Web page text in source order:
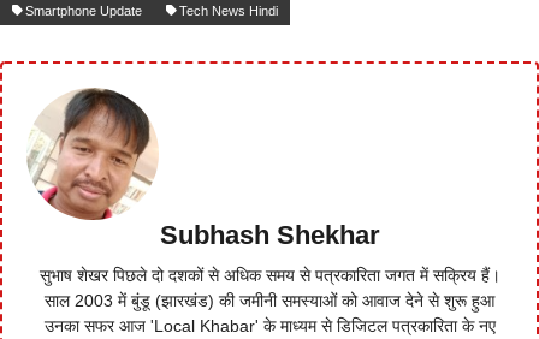
Smartphone Update Tech News Hindi
Subhash Shekhar
सुभाष शेखर पिछले दो दशकों से अधिक समय से पत्रकारिता जगत में सक्रिय हैं।
साल 2003 में बुंडू (झारखंड) की जमीनी समस्याओं को आवाज देने से शुरू हुआ
उनका सफर आज 'Local Khabar' के माध्यम से डिजिटल पत्रकारिता के नए